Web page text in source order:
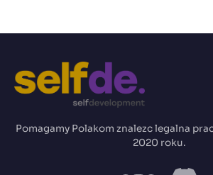
Pomagamy Polakom znalezc legalna
2020 roku.